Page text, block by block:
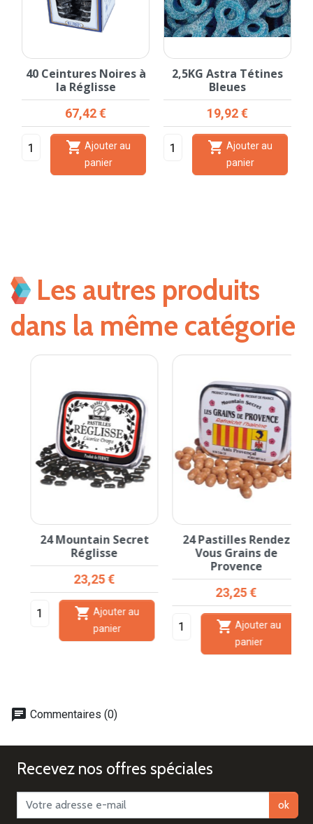
40 Ceintures Noires à
la Réglisse
Prix
67,42 €
 Ajouter au
panier
2,5KG Astra Tétines
Bleues
Prix
19,92 €
 Ajouter au
panier
Les autres produits
dans la même catégorie
24 Mountain Secret
Réglisse
Prix
23,25 €
Ajouter au
panier
24 Pastilles Rendez
Vous Grains de
Provence
Prix
23,25 €
Ajouter au
panier
chat Commentaires (0)
Recevez nos offres spéciales
ok